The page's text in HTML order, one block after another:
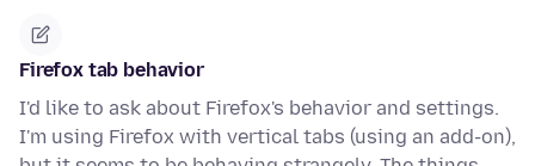
Firefox tab behavior
I'd like to ask about Firefox's behavior and settings.
I'm using Firefox with vertical tabs (using an add-on),